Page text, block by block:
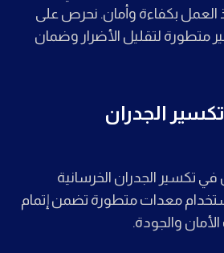
العمل بكفاءة وأمان. نحرص على
متطورة لتقليل الأضرار وضمان
الجدران
تكسير الجدران الخرسانية
معدات متطورة تضمن إتمام
والجودة.